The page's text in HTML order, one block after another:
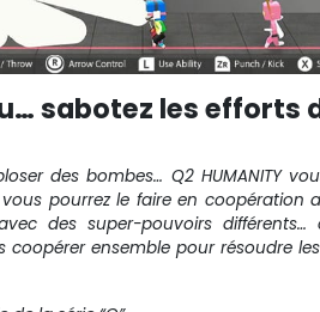
sabotez les efforts
des bombes… Q2 HUMANITY
pourrez le faire en coopération
des super-pouvoirs
ensemble pour résoudre